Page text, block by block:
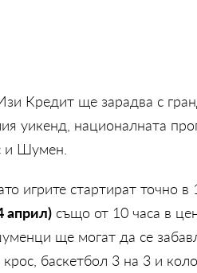
Кредит ще зарадва с
уикенд, националната
и Шумен.
игрите стартират точно
април) също от 10 часа в
ще могат да се
баскетбол 3 на 3 и